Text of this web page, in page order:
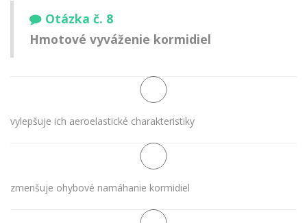
Otázka č. 8
Hmotové vyváženie kormidiel
vylepšuje ich aeroelastické charakteristiky
zmenšuje ohybové namáhanie kormidiel